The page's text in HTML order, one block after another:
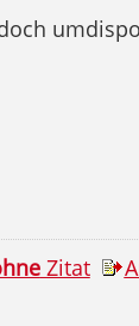
Zitat